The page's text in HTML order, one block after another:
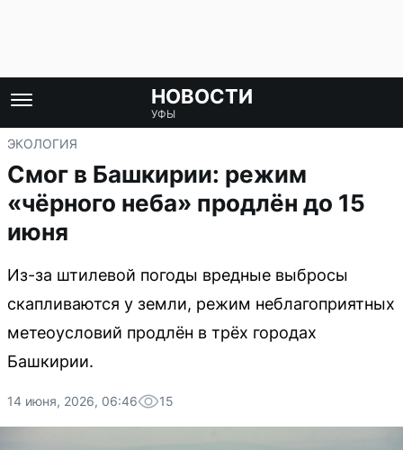
НОВОСТИ
УФЫ
ЭКОЛОГИЯ
Смог в Башкирии: режим
«чёрного неба» продлён до 15
июня
Из-за штилевой погоды вредные выбросы
скапливаются у земли, режим неблагоприятных
метеоусловий продлён в трёх городах
Башкирии.
14 июня, 2026, 06:46 15